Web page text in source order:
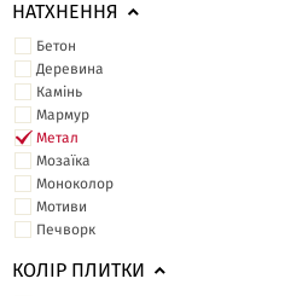
НАТХНЕННЯ
Бетон
Деревина
Камінь
Мармур
Метал
Мозаїка
Моноколор
Мотиви
Печворк
КОЛІР ПЛИТКИ